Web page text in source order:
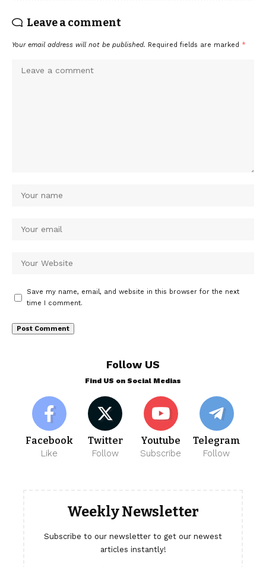
Leave a comment
Your email address will not be published. Required fields are marked *
Save my name, email, and website in this browser for the next
time I comment.
Follow US
Find US on Social Medias
Facebook
Like
Twitter
Follow
Youtube
Subscribe
Telegram
Follow
Weekly Newsletter
Subscribe to our newsletter to get our newest
articles instantly!